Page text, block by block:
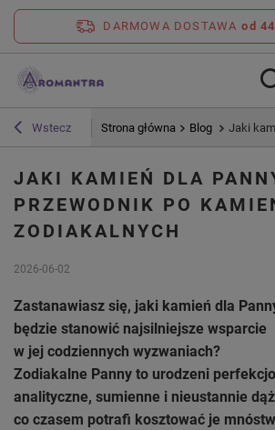
DARMOWA DOSTAWA od
Wstecz Strona główna Blog Jaki
JAKI KAMIEŃ DLA
PRZEWODNIK PO
ZODIAKALNYCH
2026-06-02
Zastanawiasz się, jaki kamień dla
będzie stanowić najsilniejsze wsparcie
w jej codziennych wyzwaniach?
Zodiakalne Panny to urodzeni
analityczne, sumienne i nieustannie
co czasem potrafi kosztować je